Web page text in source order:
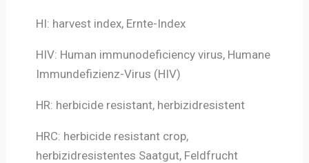
HI: harvest index, Ernte-Index
HIV: Human immunodeficiency virus, Humane
Immundefizienz-Virus (HIV)
HR: herbicide resistant, herbizidresistent
HRC: herbicide resistant crop,
herbizidresistentes Saatgut, Feldfrucht